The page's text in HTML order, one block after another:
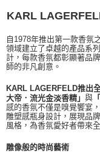
KARL
自1978年推出第一款香氛
領域建立了卓越的產品系
計，每款香氛都彰顯著品
師的非凡創意。
KARL LAGERFELD推出
大帝．流光金淡香精」 與
感的香氛不僅是嗅覺饗宴
雕塑感瓶身設計，展現品
風格，為香氛愛好者帶來
雕像般的時尚藝術